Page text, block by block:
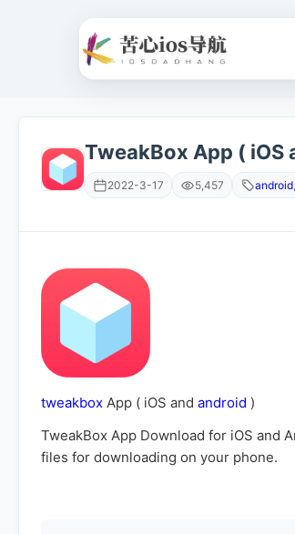
TweakBox App ( iOS
2022-3-17 5,457 android,
tweakbox App ( iOS and android )
TweakBox App Download for iOS and
files for downloading on your phone.